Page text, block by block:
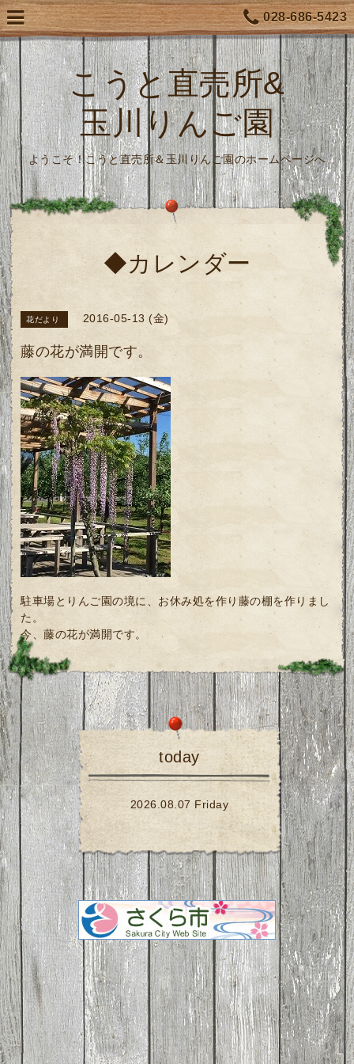
028-686-5423
こうと直売所&
玉川りんご園
ようこそ！こうと直売所＆玉川りんご園のホームページへ
◆カレンダー
花だより 2016-05-13 (金)
藤の花が満開です。
駐車場とりんご園の境に、お休み処を作り藤の棚を作りまし
た。
今、藤の花が満開です。
today
2026.08.07 Friday